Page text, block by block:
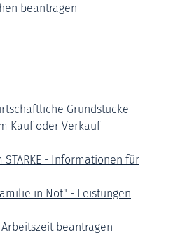
beantragen
Grundstücke -
Kauf oder Verkauf
- Informationen für
in Not" - Leistungen
beantragen